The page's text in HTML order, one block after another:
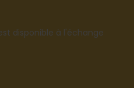
disponible à l'échange